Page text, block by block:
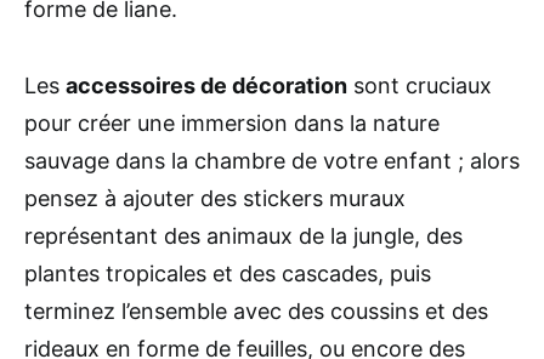
forme de liane.
Les accessoires de décoration sont cruciaux
pour créer une immersion dans la nature
sauvage dans la chambre de votre enfant ; alors
pensez à ajouter des stickers muraux
représentant des animaux de la jungle, des
plantes tropicales et des cascades, puis
terminez l’ensemble avec des coussins et des
rideaux en forme de feuilles, ou encore des